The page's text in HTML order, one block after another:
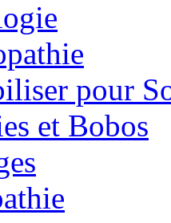
pour
et Bobos